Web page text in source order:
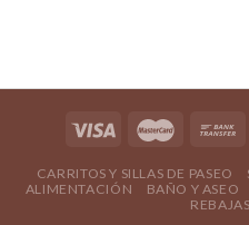
CARRITOS Y SILLAS DE PASEO
ALIMENTACIÓN
BAÑO Y ASEO